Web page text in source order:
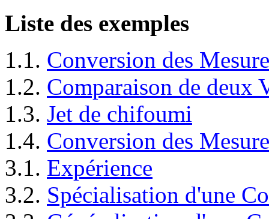
Liste des exemples
1.1. Conversion des
1.2. Comparaison de deux
1.3. Jet de chifoumi
1.4. Conversion des
3.1. Expérience
3.2. Spécialisation d'une